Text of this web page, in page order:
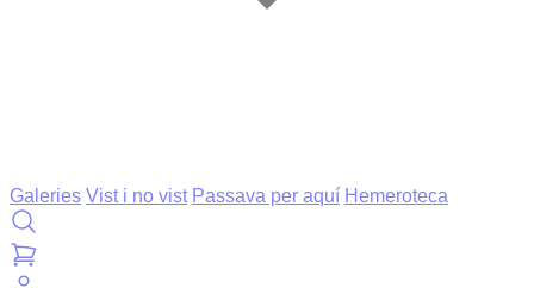
Galeries Vist i no vist Passava per aquí Hemeroteca